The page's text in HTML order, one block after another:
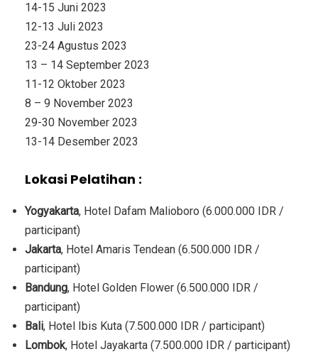
14-15 Juni 2023
12-13 Juli 2023
23-24 Agustus 2023
13 – 14 September 2023
11-12 Oktober 2023
8 – 9 November 2023
29-30 November 2023
13-14 Desember 2023
Lokasi Pelatihan :
Yogyakarta, Hotel Dafam Malioboro (6.000.000 IDR /
participant)
Jakarta, Hotel Amaris Tendean (6.500.000 IDR /
participant)
Bandung, Hotel Golden Flower (6.500.000 IDR /
participant)
Bali, Hotel Ibis Kuta (7.500.000 IDR / participant)
Lombok, Hotel Jayakarta (7.500.000 IDR / participant)